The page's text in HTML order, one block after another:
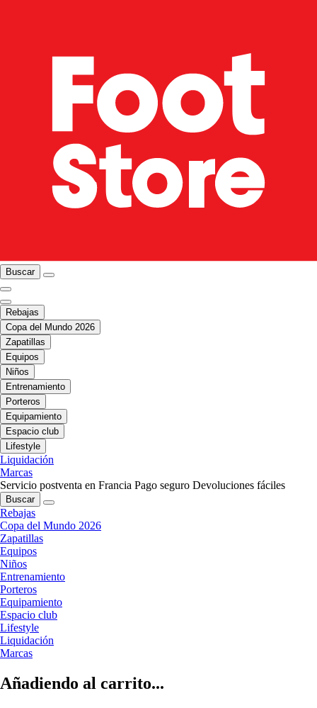
Buscar
Rebajas
Copa del Mundo 2026
Zapatillas
Equipos
Niños
Entrenamiento
Porteros
Equipamiento
Espacio club
Lifestyle
Liquidación
Marcas
Servicio postventa en Francia Pago seguro Devoluciones fáciles
Buscar
Rebajas
Copa del Mundo 2026
Zapatillas
Equipos
Niños
Entrenamiento
Porteros
Equipamiento
Espacio club
Lifestyle
Liquidación
Marcas
Añadiendo al carrito...